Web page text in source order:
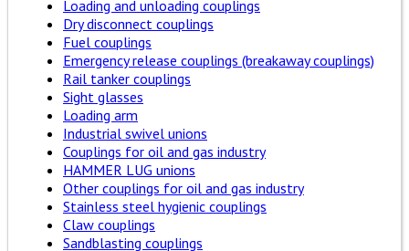
Loading and unloading couplings
Dry disconnect couplings
Fuel couplings
Emergency release couplings (breakaway couplings)
Rail tanker couplings
Sight glasses
Loading arm
Industrial swivel unions
Couplings for oil and gas industry
HAMMER LUG unions
Other couplings for oil and gas industry
Stainless steel hygienic couplings
Claw couplings
Sandblasting couplings